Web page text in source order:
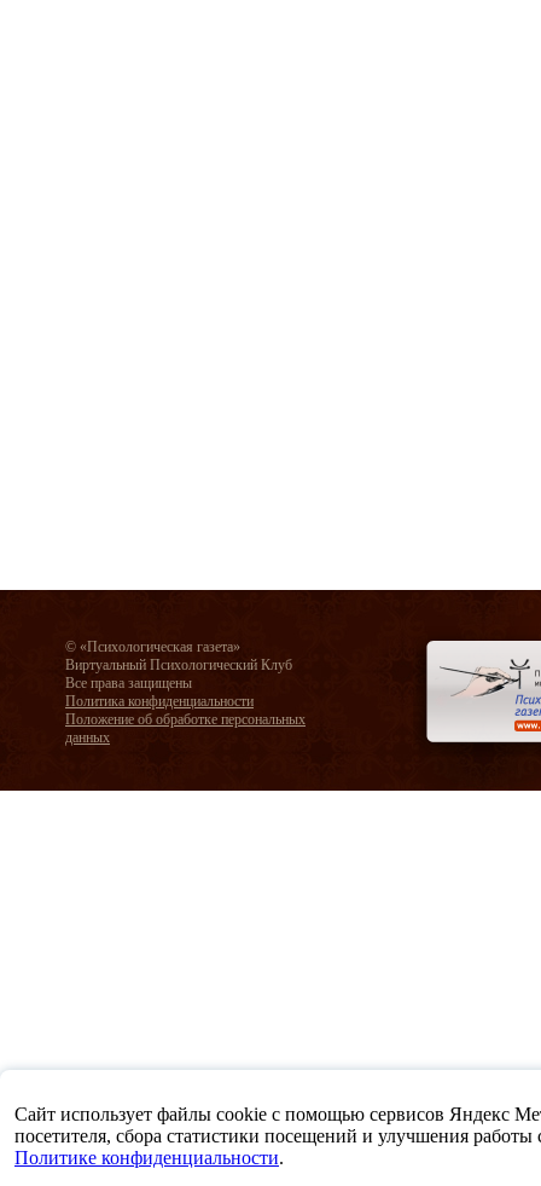
© «Психологическая газета»
Виртуальный Психологический Клуб
Все права защищены
Политика конфиденциальности
Положение об обработке персональных
данных
Сайт использует файлы cookie с помощью сервисов Яндекс
посетителя, сбора статистики посещений и улучшения работы
Политике конфиденциальности.